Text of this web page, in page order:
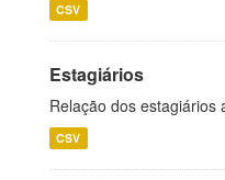
CSV
Estagiários
Relação dos estagiários
CSV